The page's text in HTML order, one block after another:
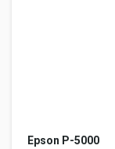
Epson P-5000